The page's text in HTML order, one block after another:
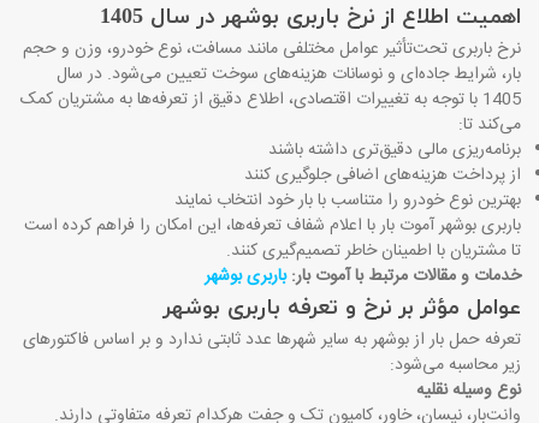
اهمیت اطلاع از نرخ باربری بوشهر در سال 1405
نرخ باربری تحت‌تأثیر عوامل مختلفی مانند مسافت، نوع خودرو، وزن و حجم
بار، شرایط جاده‌ای و نوسانات هزینه‌های سوخت تعیین می‌شود. در سال
1405 با توجه به تغییرات اقتصادی، اطلاع دقیق از تعرفه‌ها به مشتریان کمک
می‌کند تا:
برنامه‌ریزی مالی دقیق‌تری داشته باشند
از پرداخت هزینه‌های اضافی جلوگیری کنند
بهترین نوع خودرو را متناسب با بار خود انتخاب نمایند
باربری بوشهر آموت بار با اعلام شفاف تعرفه‌ها، این امکان را فراهم کرده است
تا مشتریان با اطمینان خاطر تصمیم‌گیری کنند.
خدمات و مقالات مرتبط با آموت بار:باربری بوشهر​
عوامل مؤثر بر نرخ و تعرفه باربری بوشهر
تعرفه حمل بار از بوشهر به سایر شهرها عدد ثابتی ندارد و بر اساس فاکتورهای
زیر محاسبه می‌شود:
نوع وسیله نقلیه
وانت‌بار، نیسان، خاور، کامیون تک و جفت هرکدام تعرفه متفاوتی دارند.